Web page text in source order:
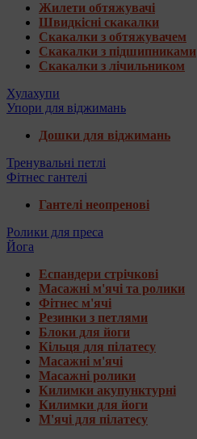
Жилети обтяжувачі
Швидкісні скакалки
Скакалки з обтяжувачем
Скакалки з підшипниками
Скакалки з лічильником
Хулахупи
Упори для віджимань
Дошки для віджимань
Тренувальні петлі
Фітнес гантелі
Гантелі неопренові
Ролики для преса
Йога
Еспандери стрічкові
Масажні м'ячі та ролики
Фітнес м'ячі
Резинки з петлями
Блоки для йоги
Кільця для пілатесу
Масажні м'ячі
Масажні ролики
Килимки акупунктурні
Килимки для йоги
М'ячі для пілатесу